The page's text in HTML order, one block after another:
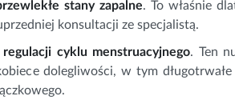
stany zapalne. To właśnie
konsultacji ze specjalistą.
regulacji cyklu menstruacyjnego. Ten
dolegliwości, w tym